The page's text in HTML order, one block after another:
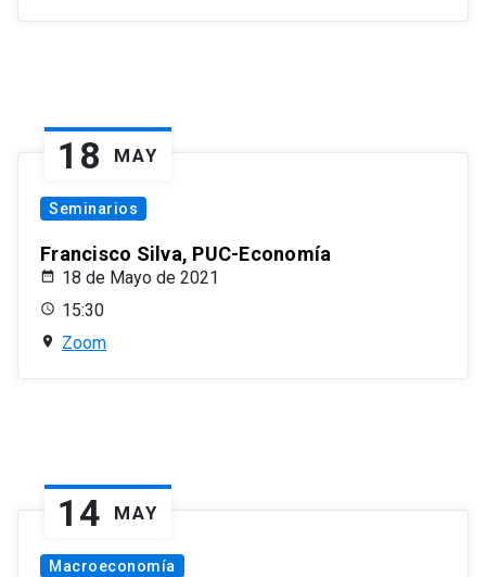
18 MAY
Seminarios
Francisco Silva, PUC-Economía
18 de Mayo de 2021
15:30
Zoom
14 MAY
Macroeconomía